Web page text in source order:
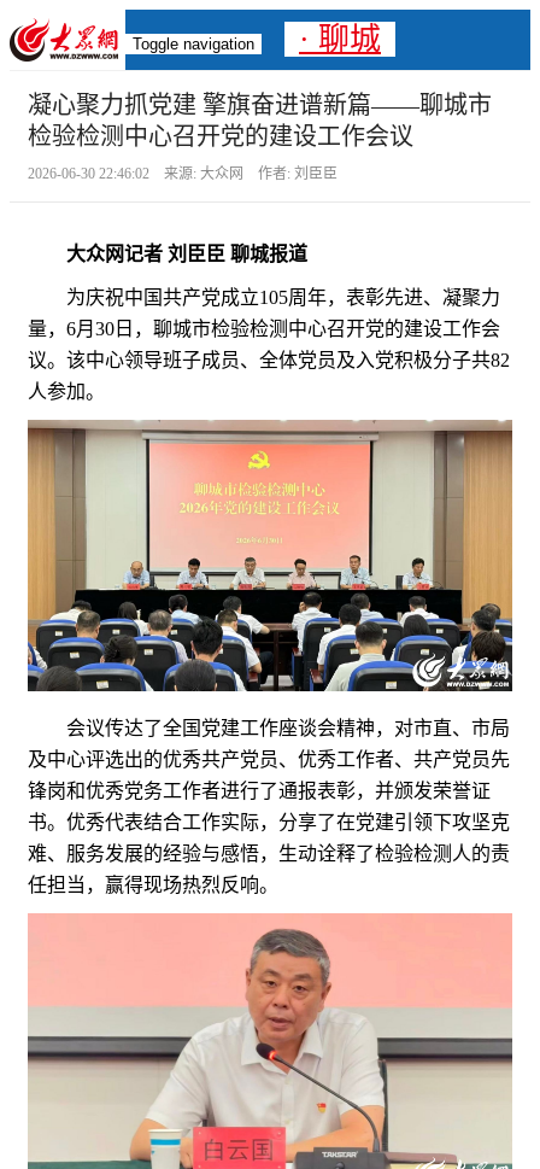
Toggle navigation · 聊城
凝心聚力抓党建 擎旗奋进谱新篇——聊城市
检验检测中心召开党的建设工作会议
2026-06-30 22:46:02 来源: 大众网 作者: 刘臣臣
大众网记者 刘臣臣 聊城报道
为庆祝中国共产党成立105周年，表彰先进、凝聚力
量，6月30日，聊城市检验检测中心召开党的建设工作会
议。该中心领导班子成员、全体党员及入党积极分子共82
人参加。
会议传达了全国党建工作座谈会精神，对市直、市局
及中心评选出的优秀共产党员、优秀工作者、共产党员先
锋岗和优秀党务工作者进行了通报表彰，并颁发荣誉证
书。优秀代表结合工作实际，分享了在党建引领下攻坚克
难、服务发展的经验与感悟，生动诠释了检验检测人的责
任担当，赢得现场热烈反响。